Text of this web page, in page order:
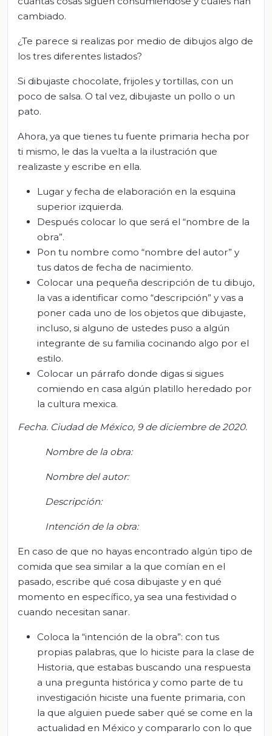
cambiado.
¿Te parece si realizas por medio de dibujos algo de
los tres diferentes listados?
Si dibujaste chocolate, frijoles y tortillas, con un
poco de salsa. O tal vez, dibujaste un pollo o un
pato.
Ahora, ya que tienes tu fuente primaria hecha por
ti mismo, le das la vuelta a la ilustración que
realizaste y escribe en ella.
Lugar y fecha de elaboración en la esquina
superior izquierda.
Después colocar lo que será el “nombre de la
obra”.
Pon tu nombre como “nombre del autor” y
tus datos de fecha de nacimiento.
Colocar una pequeña descripción de tu dibujo,
la vas a identificar como “descripción” y vas a
poner cada uno de los objetos que dibujaste,
incluso, si alguno de ustedes puso a algún
integrante de su familia cocinando algo por el
estilo.
Colocar un párrafo donde digas si sigues
comiendo en casa algún platillo heredado por
la cultura mexica.
Fecha. Ciudad de México, 9 de diciembre de 2020.
Nombre de la obra:
Nombre del autor:
Descripción:
Intención de la obra:
En caso de que no hayas encontrado algún tipo de
comida que sea similar a la que comían en el
pasado, escribe qué cosa dibujaste y en qué
momento en específico, ya sea una festividad o
cuando necesitan sanar.
Coloca la “intención de la obra”: con tus
propias palabras, que lo hiciste para la clase de
Historia, que estabas buscando una respuesta
a una pregunta histórica y como parte de tu
investigación hiciste una fuente primaria, con
la que alguien puede saber qué se come en la
actualidad en México y compararlo con lo que